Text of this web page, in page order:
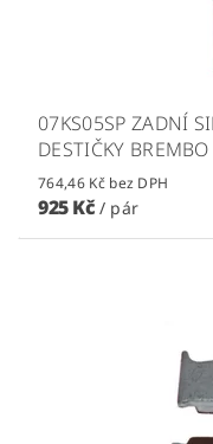
07KS05SP ZADNÍ
DESTIČKY BREMBO
764,46 Kč bez DPH
925 Kč / pár